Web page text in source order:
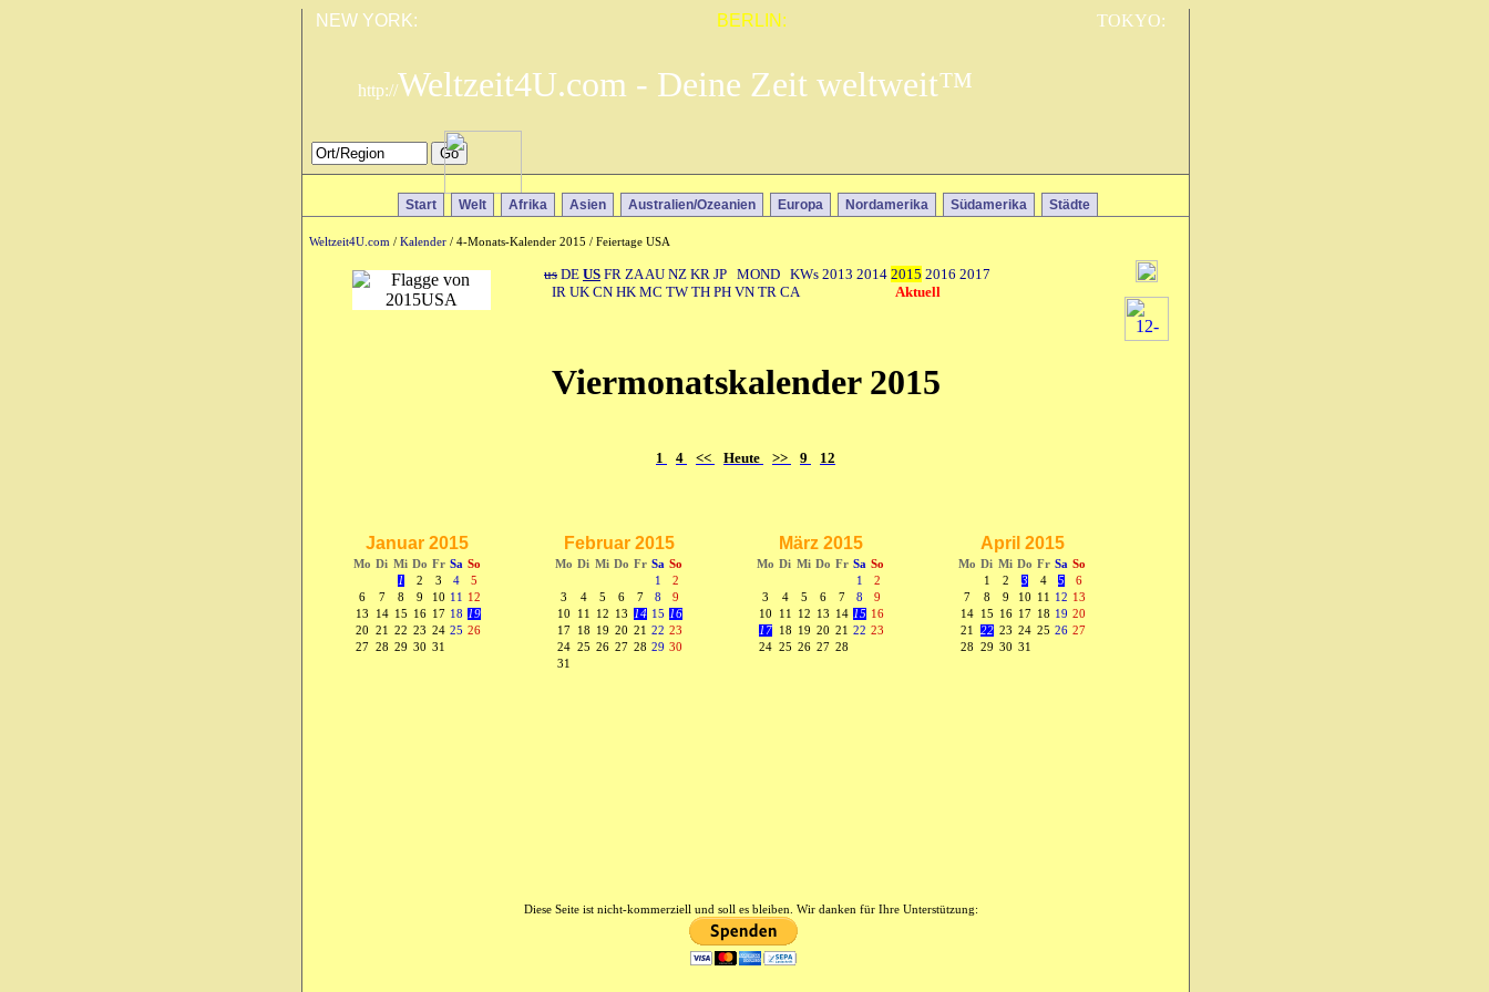
NEW YORK: BERLIN: TOKYO:
http://Weltzeit4U.com - Deine Zeit weltweit™
Start Welt Afrika Asien Australien/Ozeanien Europa Nordamerika Südamerika Städte
Weltzeit4U.com / Kalender / 4-Monats-Kalender 2015 / Feiertage USA
us DE US FR ZAAU NZ KR JP MOND KWs 2013 2014 2015 2016 2017
IR UK CN HK MC TW TH PH VN TR CA Aktuell
Viermonatskalender 2015
1 4 << Heute >> 9 12
Januar 2015
Mo Di Mi Do Fr Sa So
1
2 3 4
5
6
7 8 9 10 11
12
13
14 15 16 17 18 19
20
21 22 23 24 25 26
27 28 29 30 31
Februar 2015
Mo Di Mi Do Fr Sa So
1
2
3
4 5 6 7 8
9
10
11 12 13 14 15 16
17
18 19 20 21 22 23
24 25 26 27 28 29 30
31
März 2015
Mo Di Mi Do Fr Sa So
1
2
3
4 5 6 7 8
9
10
11 12 13 14 15 16
17
18 19 20 21 22 23
24 25 26 27 28
April 2015
Mo Di Mi Do Fr Sa So
1
2 3 4 5
6
7
8 9 10 11 12 13
14
15 16 17 18 19 20
21
22 23 24 25 26 27
28
29 30 31
Diese Seite ist nicht-kommerziell und soll es bleiben. Wir danken für Ihre Unterstützung: